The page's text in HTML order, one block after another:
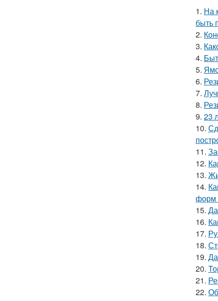
1. На
быть
2.
3.
4.
5.
6.
7.
8.
9. 23
10.
11.
12.
13.
14.
15.
16.
17.
18.
19.
20.
21.
22.